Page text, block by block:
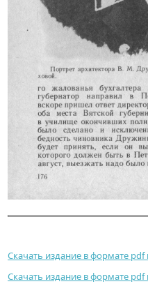
Скачать издание в формате
Скачать издание в формате